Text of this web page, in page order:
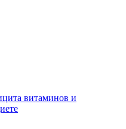
витаминов и